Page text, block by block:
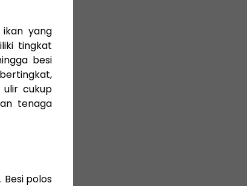
yang
tingkat
besi
cukup
tenaga
polos